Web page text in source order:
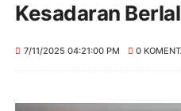
Kesadaran
7/11/2025 04:21:00 PM 0